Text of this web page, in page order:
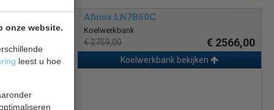
onze website.
leest u hoe
Afinox LN7B60C
Koelwerkbank
€ 2759,00 € 2566,00
Koelwerkbank bekijken